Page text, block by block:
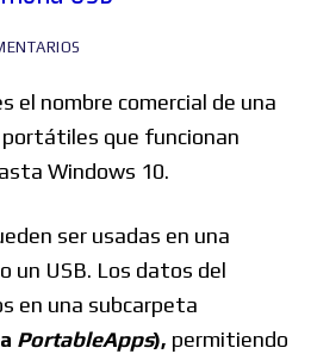
Buscar:
el nombre comercial de una
que funcionan
Windows 10.
ser usadas en una
un USB. Los datos del
en una subcarpeta
PortableApps), permitiendo